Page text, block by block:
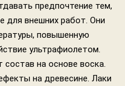
предпочтение тем,
для внешних работ. Они
повышенную
ультрафиолетом.
на основе воска.
на древесине. Лаки